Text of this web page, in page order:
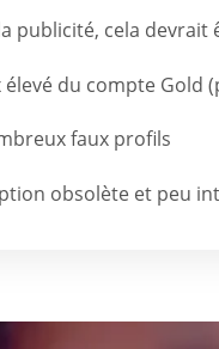
publicité, cela devrait
élevé du compte Gold
faux profils
obsolète et peu